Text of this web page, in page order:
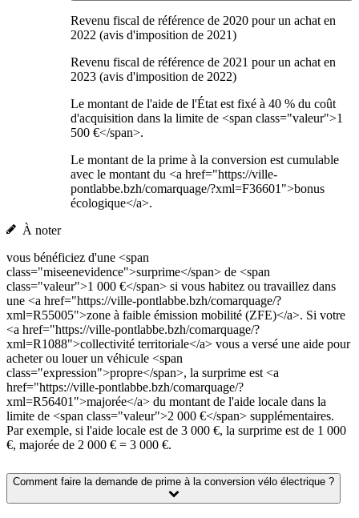
Revenu fiscal de référence de 2020 pour un achat en
2022 (avis d'imposition de 2021)
Revenu fiscal de référence de 2021 pour un achat en
2023 (avis d'imposition de 2022)
Le montant de l'aide de l'État est fixé à 40 % du coût
d'acquisition dans la limite de <span class="valeur">1
500 €</span>.
Le montant de la prime à la conversion est cumulable
avec le montant du <a href="https://ville-
pontlabbe.bzh/comarquage/?xml=F36601">bonus
écologique</a>.
À noter
vous bénéficiez d'une <span
class="miseenevidence">surprime</span> de <span
class="valeur">1 000 €</span> si vous habitez ou travaillez dans
une <a href="https://ville-pontlabbe.bzh/comarquage/?
xml=R55005">zone à faible émission mobilité (ZFE)</a>. Si votre
<a href="https://ville-pontlabbe.bzh/comarquage/?
xml=R1088">collectivité territoriale</a> vous a versé une aide pour
acheter ou louer un véhicule <span
class="expression">propre</span>, la surprime est <a
href="https://ville-pontlabbe.bzh/comarquage/?
xml=R56401">majorée</a> du montant de l'aide locale dans la
limite de <span class="valeur">2 000 €</span> supplémentaires.
Par exemple, si l'aide locale est de 3 000 €, la surprime est de 1 000
€, majorée de 2 000 € = 3 000 €.
Comment faire la demande de prime à la conversion vélo électrique ?